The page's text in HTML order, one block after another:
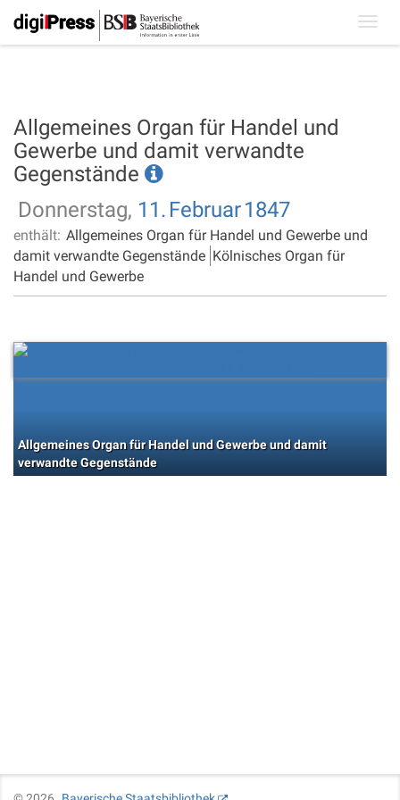
Allgemeines Organ für Handel und
Gewerbe und damit verwandte
Gegenstände
Donnerstag, 11. Februar1847
enthält: Allgemeines Organ für Handel und Gewerbe und
damit verwandte Gegenstände Kölnisches Organ für
Handel und Gewerbe
Allgemeines Organ für Handel und Gewerbe und damit
verwandte Gegenstände